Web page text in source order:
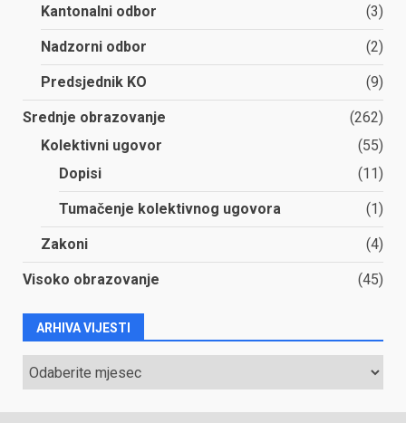
Kantonalni odbor
(3)
Nadzorni odbor (2)
Predsjednik KO (9)
Srednje obrazovanje
(262)
Kolektivni ugovor
(55)
Dopisi
(11)
Tumačenje kolektivnog ugovora (1)
Zakoni (4)
Visoko obrazovanje (45)
ARHIVA VIJESTI
ARHIVA
VIJESTI